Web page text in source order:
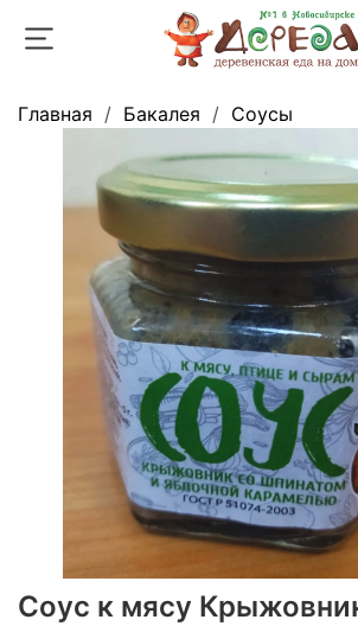
Главная Бакалея Соусы
Соус к мясу